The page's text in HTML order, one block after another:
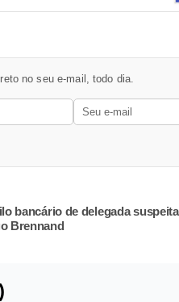
no seu e-mail, todo dia.
bancário de delegada suspeita
Brennand